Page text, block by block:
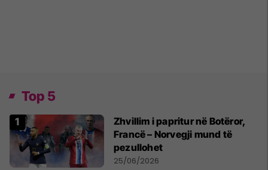
Top 5
Zhvillim i papritur në Botëror,
Francë – Norvegji mund të
pezullohet
25/06/2026